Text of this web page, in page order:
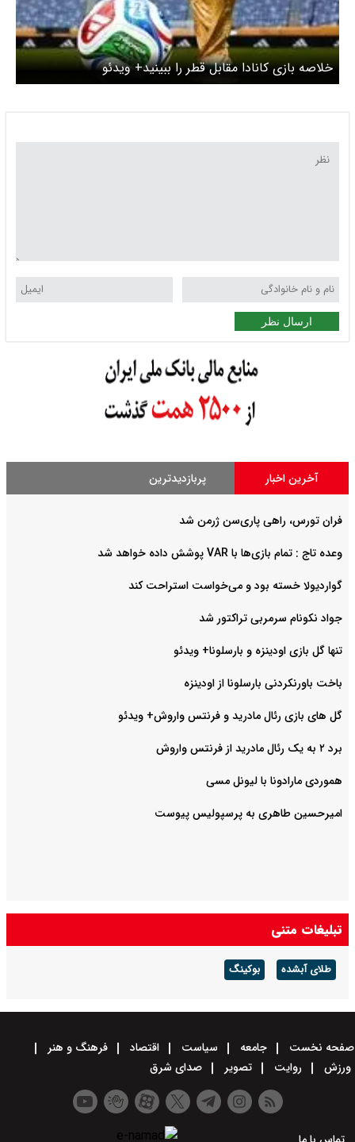
خلاصه بازی کانادا مقابل قطر را ببینید+ ویدئو
ارسال نظر
آخرین اخبار پربازدیدترین
فران تورس، راهی پاری‌سن ژرمن شد
وعده تاج : تمام بازی‌ها با VAR پوشش داده خواهد شد
گواردیولا خسته بود و می‌خواست استراحت کند
جواد نکونام سرمربی تراکتور شد
تنها گل بازی اودینزه و بارسلونا+ ویدئو
باخت باورنکردنی بارسلونا از اودینزه
گل های بازی رئال مادرید و فرنتس واروش+ ویدئو
برد ۲ به یک رئال مادرید از فرنتس واروش
هموردی مارادونا با لیونل مسی
امیرحسین طاهری به پرسپولیس پیوست
تبلیغات متنی
طلای آبشده بوکینگ
صفحه نخست جامعه سیاست اقتصاد
فرهنگ و هنر
ورزش
روایت تصویر صدای شرق